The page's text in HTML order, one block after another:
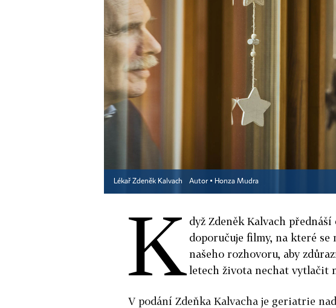
Lékař Zdeněk Kalvach Autor ▪ Honza Mudra
K dyž Zdeněk Kalvach
doporučuje filmy, na které se
našeho rozhovoru, aby
letech života nechat vytlačit
V podání Zdeňka Kalvacha je geriatrie